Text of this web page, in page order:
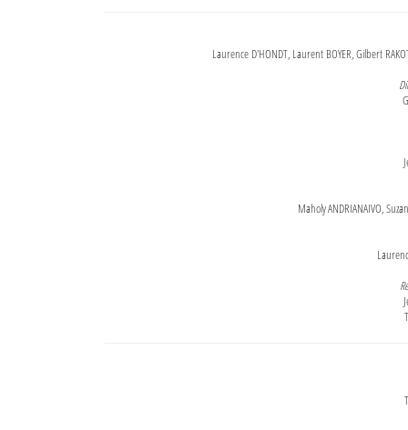
Laurence D'HONDT, Laurent BOYER, Gilbert
Maholy ANDRIANAIVO,